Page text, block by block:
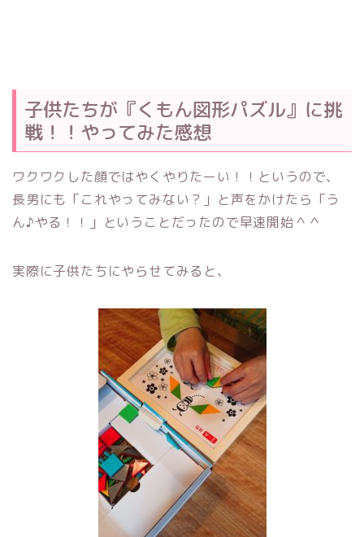
子供たちが『くもん図形パズル』に挑
戦！！やってみた感想
ワクワクした顔ではやくやりたーい！！というので、
長男にも「これやってみない？」と声をかけたら「う
ん♪やる！！」ということだったので早速開始＾＾
実際に子供たちにやらせてみると、